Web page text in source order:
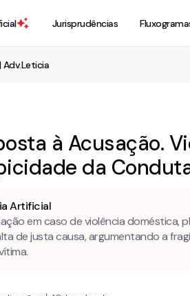
Jurisprudências
à Acusação.
da
Artificial
em caso de violência doméstica,
de justa causa, argumentando a